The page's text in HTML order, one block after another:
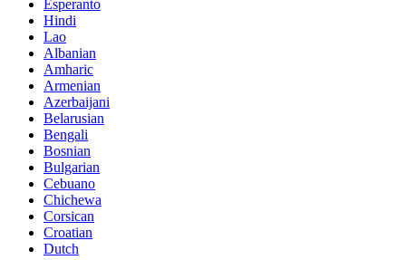
Esperanto
Hindi
Lao
Albanian
Amharic
Armenian
Azerbaijani
Belarusian
Bengali
Bosnian
Bulgarian
Cebuano
Chichewa
Corsican
Croatian
Dutch